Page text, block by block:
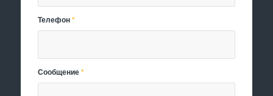
Телефон*
Сообщение*